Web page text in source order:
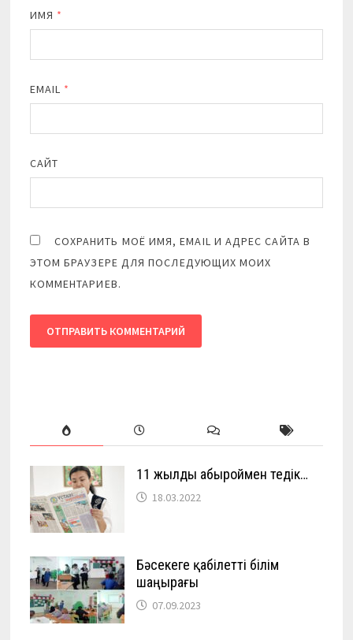
ИМЯ *
EMAIL *
САЙТ
СОХРАНИТЬ МОЁ ИМЯ, EMAIL И АДРЕС САЙТА В
ЭТОМ БРАУЗЕРЕ ДЛЯ ПОСЛЕДУЮЩИХ МОИХ
КОММЕНТАРИЕВ.
11 жылды абыроймен өтедік…
18.03.2022
Бәсекеге қабілетті білім
шаңырағы
07.09.2023